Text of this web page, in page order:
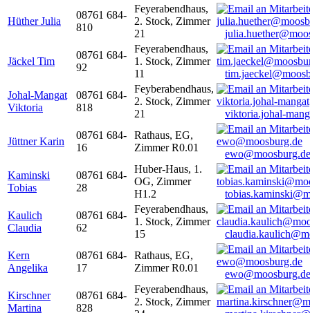
Hüther Julia
08761 684-
810
Feyerabendhaus,
2. Stock, Zimmer
21
Jäckel Tim
08761 684-
92
Feyerabendhaus,
1. Stock, Zimmer
11
Johal-Mangat
Viktoria
08761 684-
818
Feyberabendhaus,
2. Stock, Zimmer
21
viktoria.johal-
Jüttner Karin
08761 684-
16
Rathaus, EG,
Zimmer R0.01
ewo@moosburg.de
Kaminski
Tobias
08761 684-
28
Huber-Haus, 1.
OG, Zimmer
H1.2
Kaulich
Claudia
08761 684-
62
Feyerabendhaus,
1. Stock, Zimmer
15
Kern
Angelika
08761 684-
17
Rathaus, EG,
Zimmer R0.01
ewo@moosburg.de
Kirschner
Martina
08761 684-
828
Feyerabendhaus,
2. Stock, Zimmer